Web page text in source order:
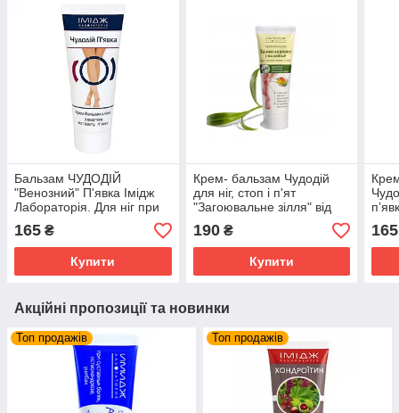
Бальзам ЧУДОДІЙ
"Венозний" П'явка Імідж
Лабораторія. Для ніг при
венозній недостатності
165 ₴
Купити
Крем- бальзам Чудодій
для ніг, стоп і п'ят
"Загоювальне зілля" від
виробника торгової марки
"Імідж Лабораторія"
190₴
Купити
165
Акційні пропозиції та новинки
Топ продажів Топ продажів